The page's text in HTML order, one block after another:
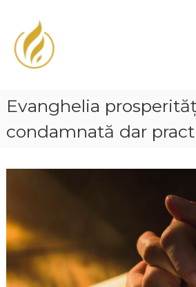
Penticostală
nr
1
de
Domnul!
Evanghelia
condamnată dar